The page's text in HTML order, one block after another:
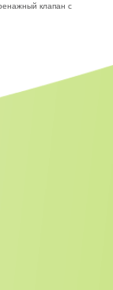
клапан с